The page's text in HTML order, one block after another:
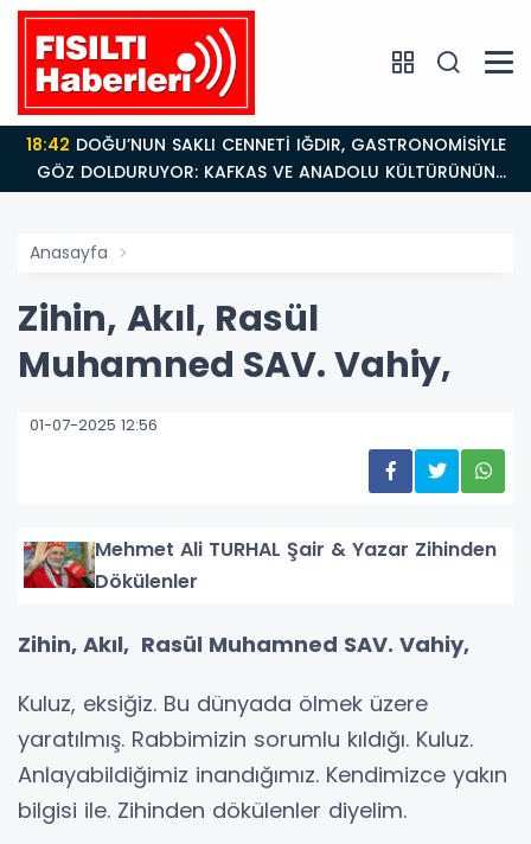
18:42
GÖZ DOLDURUYOR: KAFKAS VE ANADOLU KÜLTÜRÜNÜN
BULUŞMA NOKTASI
Anasayfa
Zihin, Akıl, Rasül
Muhamned SAV. Vahiy,
01-07-2025 12:56
Mehmet Ali TURHAL Şair & Yazar Zihinden
Dökülenler
Zihin, Akıl, Rasül Muhamned SAV. Vahiy,
Kuluz, eksiğiz. Bu dünyada ölmek üzere
yaratılmış. Rabbimizin sorumlu kıldığı. Kuluz.
Anlayabildiğimiz inandığımız. Kendimizce yakın
bilgisi ile. Zihinden dökülenler diyelim.